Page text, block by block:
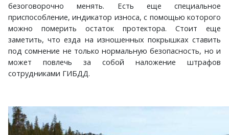
безоговорочно менять. Есть еще специальное
приспособление, индикатор износа, с помощью которого
можно померить остаток протектора. Стоит еще
заметить, что езда на изношенных покрышках ставить
под сомнение не только нормальную безопасность, но и
может повлечь за собой наложение штрафов
сотрудниками ГИБДД.